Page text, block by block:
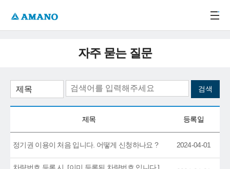
자주 묻는 질문
제목 등록일
정기권 이용이 처음 입니다. 어떻게 신청하나요 ? 2024-04-01